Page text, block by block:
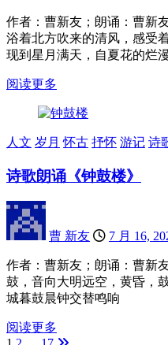
作者：曹新友；朗诵：曹新
浴着北方吹来的清风，感受
现到星月满天，自夏花的烂
阅读更多
人文 岁月 怀古 抒怀 游记 诗
诗歌朗诵《钟鼓楼》
曹 新友 7 月 16,
作者：曹新友；朗诵：曹新
鼓，音向大明远空，黄昏，
城暮鼓晨钟交替鸣响
阅读更多